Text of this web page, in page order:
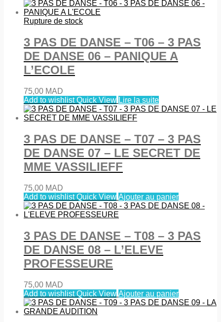
Rupture de stock
3 PAS DE DANSE – T06 – 3 PAS
DE DANSE 06 – PANIQUE A
L’ECOLE
75,00 MAD
Add to wishlistQuick View Lire la suite
3 PAS DE DANSE – T07 – 3 PAS
DE DANSE 07 – LE SECRET DE
MME VASSILIEFF
75,00 MAD
Add to wishlistQuick View Ajouter au panier
3 PAS DE DANSE – T08 – 3 PAS
DE DANSE 08 – L’ELEVE
PROFESSEURE
75,00 MAD
Add to wishlistQuick View Ajouter au panier